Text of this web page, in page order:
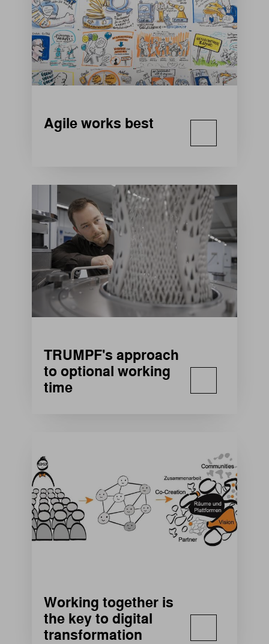
Agile works best
TRUMPF's approach
to optional working
time
Working together is
the key to digital
transformation